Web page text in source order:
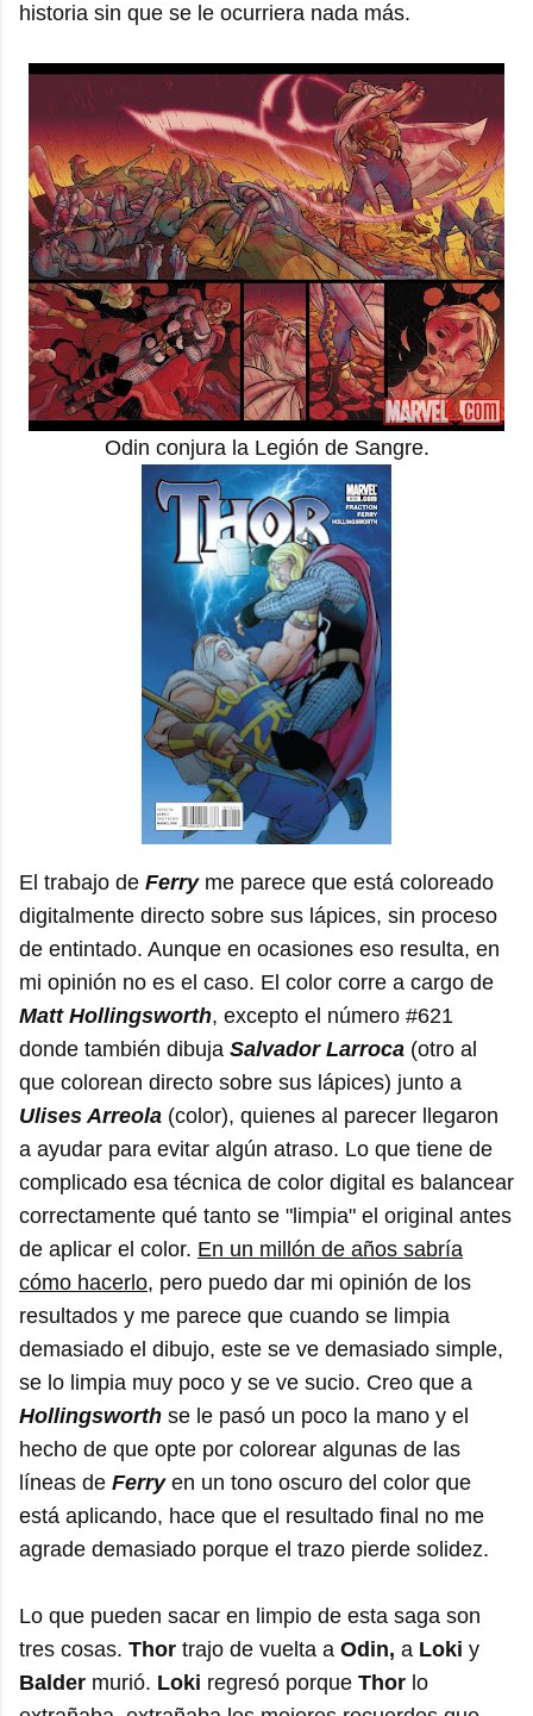
historia sin que se le ocurriera nada más.
Odin conjura la Legión de Sangre.
El trabajo de Ferryme parece que está coloreado
digitalmente directo sobre sus lápices, sin proceso
de entintado. Aunque en ocasiones eso resulta, en
mi opinión no es el caso. El color corre a cargo de
Matt Hollingsworth, excepto el número #621
donde también dibuja Salvador Larroca (otro al
que colorean directo sobre sus lápices) junto a
Ulises Arreola (color), quienes al parecer llegaron
a ayudar para evitar algún atraso. Lo que tiene de
complicado esa técnica de color digital es balancear
correctamente qué tanto se "limpia" el original antes
de aplicar el color. En un millón de años sabría
cómo hacerlo, pero puedo dar mi opinión de los
resultados y me parece que cuando se limpia
demasiado el dibujo, este se ve demasiado simple,
se lo limpia muy poco y se ve sucio. Creo que a
Hollingsworth se le pasó un poco la mano y el
hecho de que opte por colorear algunas de las
líneas de Ferryen un tono oscuro del color que
está aplicando, hace que el resultado final no me
agrade demasiado porque el trazo pierde solidez.
Lo que pueden sacar en limpio de esta saga son
tres cosas. Thor trajo de vuelta a Odin, a Loki y
Balder murió. Loki regresó porque Thor lo